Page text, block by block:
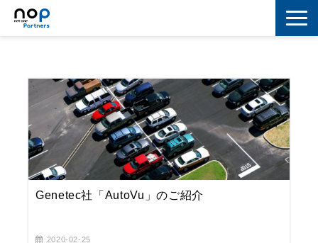
マーケティング
セキュリティ
IoT
コラボレーション
Genetec社「AutoVu」のご紹介
2020-02-25